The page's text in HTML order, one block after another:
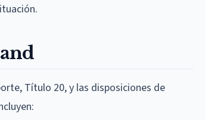
Título 20, y las disposiciones de